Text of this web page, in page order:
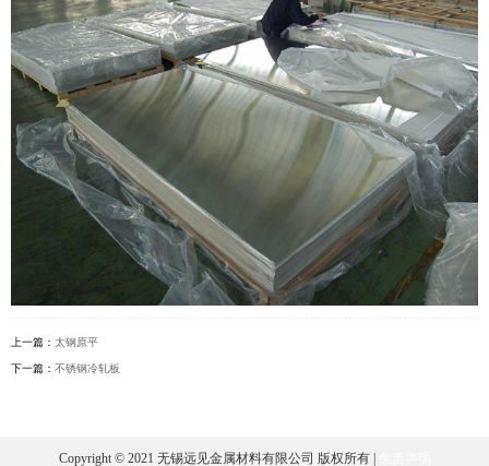
上一篇：太钢原平
下一篇：不锈钢冷轧板
Copyright © 2021 无锡远见金属材料有限公司 版权所有 |